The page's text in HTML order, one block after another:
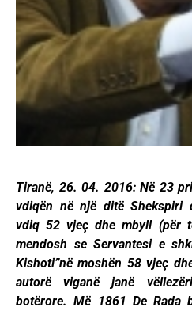
Tiranë, 26. 04. 2016: Në 23
vdiqën në një ditë Shekspiri
vdiq 52 vjeç dhe mbyll (për
mendosh se Servantesi e
Kishoti”në moshën 58 vjeç
autorë viganë janë
botërore. Më 1861 De Rada